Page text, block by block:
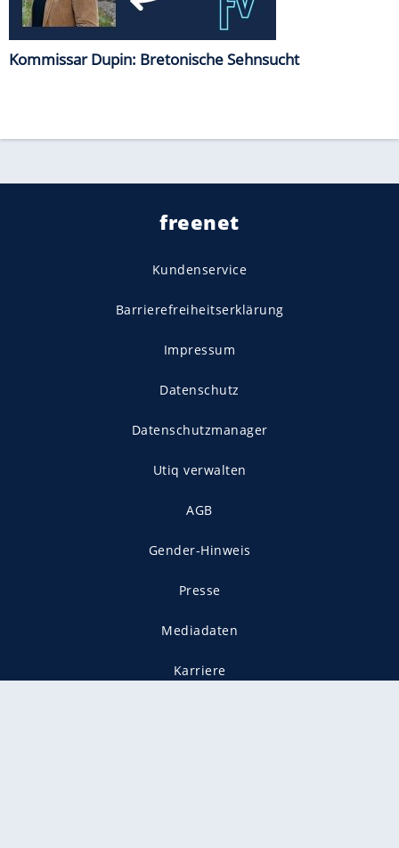
Kommissar Dupin: Bretonische Sehnsucht
freenet
Kundenservice
Barrierefreiheitserklärung
Impressum
Datenschutz
Datenschutzmanager
Utiq verwalten
AGB
Gender-Hinweis
Presse
Mediadaten
Karriere